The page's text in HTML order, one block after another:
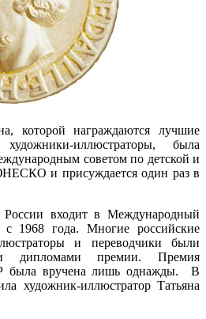
которой награждаются лучшие
иллюстраторы, была
советом по детской и
и присуждается один раз в
России входит в Международный
с 1968 года. Многие российские
и переводчики были
дипломами премии. Премия
была вручена лишь однажды. В
художник-иллюстратор Татьяна